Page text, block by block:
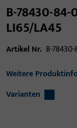
B-78430-
LI65/LA45
Artikel Nr. B-
Weitere
Varianten